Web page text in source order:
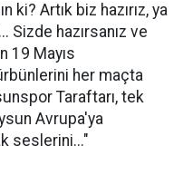
ki? Artık biz hazırız, ya
Sizde hazırsanız ve
19 Mayıs
her maçta
Taraftarı, tek
Avrupa'ya
seslerini..."